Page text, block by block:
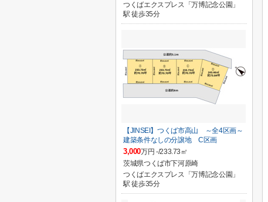
つくばエクスプレス「万博記念公園」
駅 徒歩35分
【JINSEI】つくば市高山 ～全4区画～
建築条件なしの分譲地 C区画
3,000万円 -/233.73㎡
茨城県つくば市下河原崎
つくばエクスプレス「万博記念公園」
駅 徒歩35分